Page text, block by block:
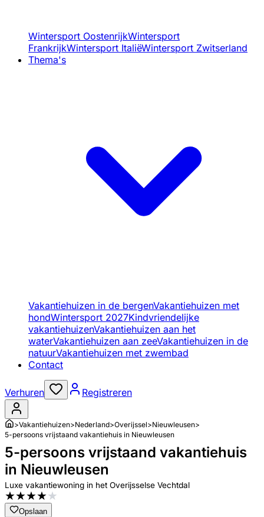
Wintersport OostenrijkWintersport
FrankrijkWintersport ItaliëWintersport Zwitserland
Thema's
Vakantiehuizen in de bergenVakantiehuizen met
hondWintersport 2027Kindvriendelijke
vakantiehuizenVakantiehuizen aan het
waterVakantiehuizen aan zeeVakantiehuizen in de
natuurVakantiehuizen met zwembad
Contact
Verhuren Registreren
>Vakantiehuizen>Nederland>Overijssel>Nieuwleusen>
5-persoons vrijstaand vakantiehuis in Nieuwleusen
5-persoons vrijstaand vakantiehuis
in Nieuwleusen
Luxe vakantiewoning in het Overijsselse Vechtdal
★★★★★
Opslaan